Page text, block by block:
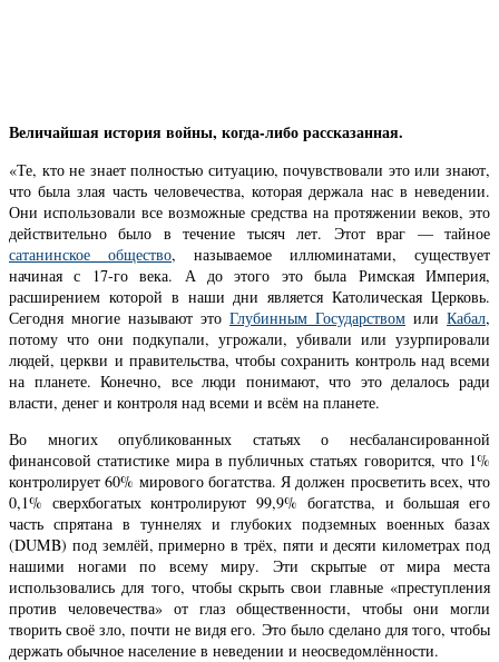
Величайшая история войны, когда-либо рассказанная.
«Те, кто не знает полностью ситуацию, почувствовали это или знают,
что была злая часть человечества, которая держала нас в неведении.
Они использовали все возможные средства на протяжении веков, это
действительно было в течение тысяч лет. Этот враг — тайное
сатанинское общество, называемое иллюминатами, существует
начиная с 17-го века. А до этого это была Римская Империя,
расширением которой в наши дни является Католическая Церковь.
Сегодня многие называют это Глубинным Государством или Кабал,
потому что они подкупали, угрожали, убивали или узурпировали
людей, церкви и правительства, чтобы сохранить контроль над всеми
на планете. Конечно, все люди понимают, что это делалось ради
власти, денег и контроля над всеми и всём на планете.
Во многих опубликованных статьях о несбалансированной
финансовой статистике мира в публичных статьях говорится, что 1%
контролирует 60% мирового богатства. Я должен просветить всех, что
0,1% сверхбогатых контролируют 99,9% богатства, и большая его
часть спрятана в туннелях и глубоких подземных военных базах
(DUMB) под землёй, примерно в трёх, пяти и десяти километрах под
нашими ногами по всему миру. Эти скрытые от мира места
использовались для того, чтобы скрыть свои главные «преступления
против человечества» от глаз общественности, чтобы они могли
творить своё зло, почти не видя его. Это было сделано для того, чтобы
держать обычное население в неведении и неосведомлённости.